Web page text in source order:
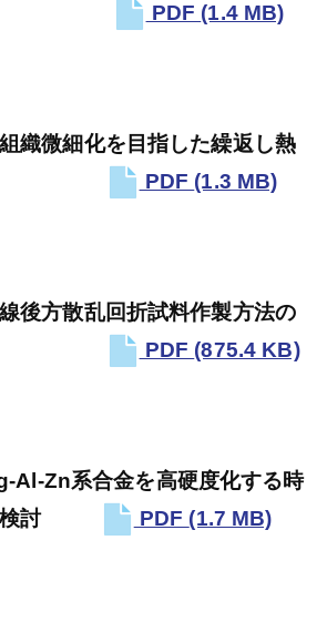
討
PDF (1.4 MB)
織微細化を目指した繰返し熱
PDF (1.3 MB)
後方散乱回折試料作製方法の
PDF (875.4 KB)
Al-Zn系合金を高硬度化する時
的検討
PDF (1.7 MB)